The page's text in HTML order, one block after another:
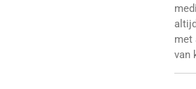
met
van